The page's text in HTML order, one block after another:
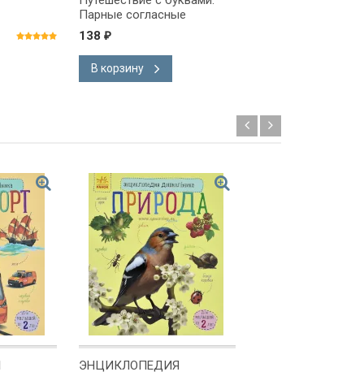
Парные согласные
138 ₽
В корзину
ЭНЦИКЛОПЕДИЯ